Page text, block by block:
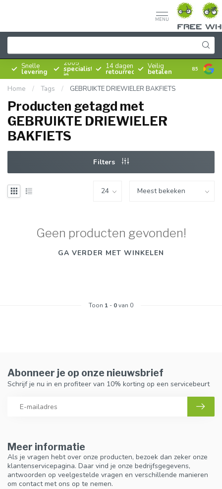
MENU
Snelle
levering
Sinds
2005
specialist
in
rijwielen
14 dagen
retourrecht
Veilig
betalen 8.5
Home / Tags / GEBRUIKTE DRIEWIELER BAKFIETS
Producten getagd met
GEBRUIKTE DRIEWIELER
BAKFIETS
Filters
Geen producten gevonden!
GA VERDER MET WINKELEN
Toon 1 - 0van 0
Meer informatie
Als je vragen hebt over onze producten, bezoek dan zeker onze
klantenservicepagina. Daar vind je onze bedrijfsgegevens,
antwoorden op veelgestelde vragen en verschillende manieren
om contact met ons op te nemen.
Abonneer je op onze nieuwsbrief
Schrijf je nu in en profiteer van 10% korting op een servicebeurt